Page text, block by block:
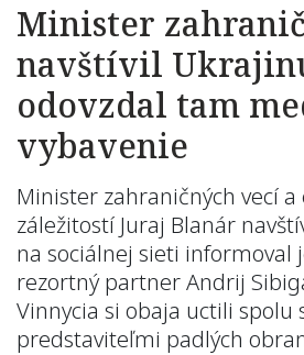
Minister
navštívil
odovzdal tam
vybavenie
Minister zahraničných vecí a
záležitostí Juraj Blanár
na sociálnej sieti informoval
rezortný partner Andrij
Vinnycia si obaja uctili spolu
predstaviteľmi padlých